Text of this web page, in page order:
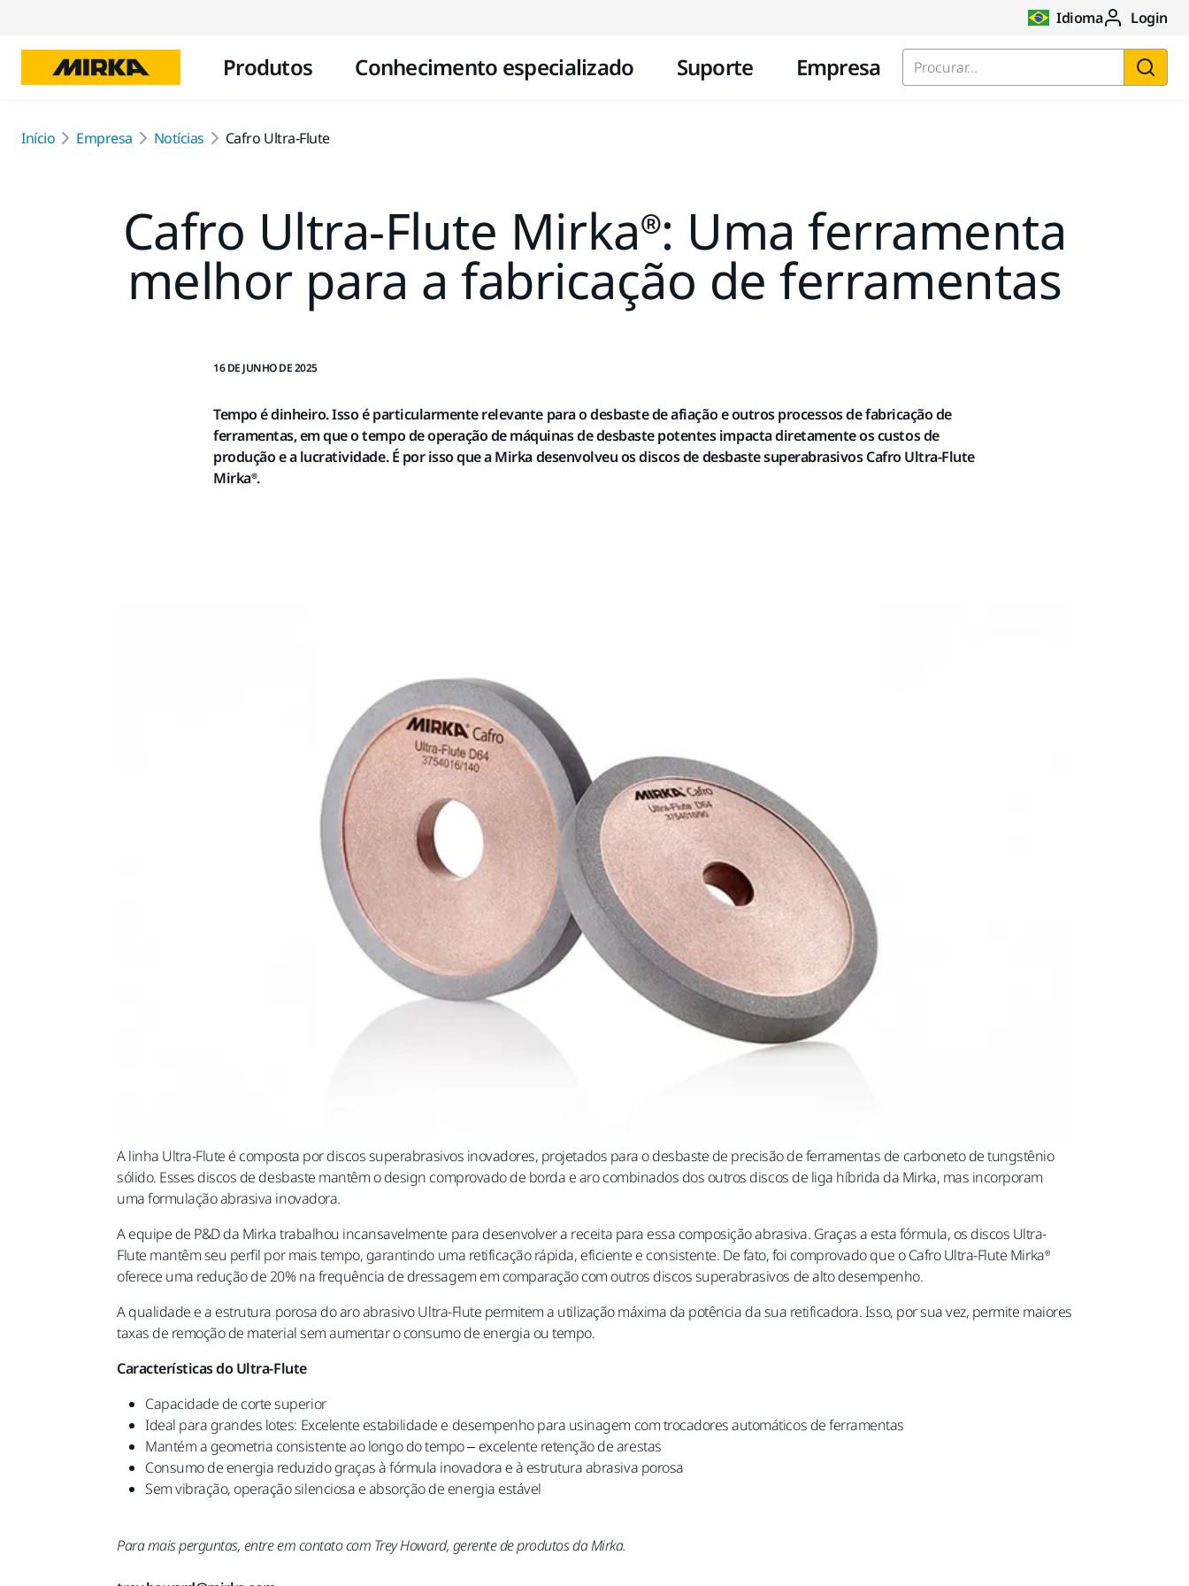
Idioma Login
Produtos Conhecimento especializado Suporte Empresa Procurar...
Início Empresa Notícias Cafro Ultra-Flute
Cafro Ultra-Flute Mirka®: Uma ferramenta
melhor para a fabricação de ferramentas
16 DE JUNHO DE 2025
Tempo é dinheiro. Isso é particularmente relevante para o desbaste de afiação e outros processos de fabricação de
ferramentas, em que o tempo de operação de máquinas de desbaste potentes impacta diretamente os custos de
produção e a lucratividade. É por isso que a Mirka desenvolveu os discos de desbaste superabrasivos Cafro Ultra-Flute
Mirka®.
A linha Ultra-Flute é composta por discos superabrasivos inovadores, projetados para o desbaste de precisão de ferramentas de carboneto de tungstênio
sólido. Esses discos de desbaste mantêm o design comprovado de borda e aro combinados dos outros discos de liga híbrida da Mirka, mas incorporam
uma formulação abrasiva inovadora.
A equipe de P&D da Mirka trabalhou incansavelmente para desenvolver a receita para essa composição abrasiva. Graças a esta fórmula, os discos Ultra-
Flute mantêm seu perfil por mais tempo, garantindo uma retificação rápida, eficiente e consistente. De fato, foi comprovado que o Cafro Ultra-Flute Mirka®
oferece uma redução de 20% na frequência de dressagem em comparação com outros discos superabrasivos de alto desempenho.
A qualidade e a estrutura porosa do aro abrasivo Ultra-Flute permitem a utilização máxima da potência da sua retificadora. Isso, por sua vez, permite maiores
taxas de remoção de material sem aumentar o consumo de energia ou tempo.
Características do Ultra-Flute
Capacidade de corte superior
Ideal para grandes lotes: Excelente estabilidade e desempenho para usinagem com trocadores automáticos de ferramentas
Mantém a geometria consistente ao longo do tempo – excelente retenção de arestas
Consumo de energia reduzido graças à fórmula inovadora e à estrutura abrasiva porosa
Sem vibração, operação silenciosa e absorção de energia estável
Para mais perguntas, entre em contato com Trey Howard, gerente de produtos da Mirka.